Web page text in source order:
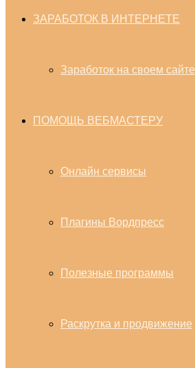
ЗАРАБОТОК В ИНТЕРНЕТЕ
Заработок на своем сайте
ПОМОЩЬ ВЕБМАСТЕРУ
Онлайн сервисы
Плагины Вордпресс
Полезные программы
Раскрутка и продвижение